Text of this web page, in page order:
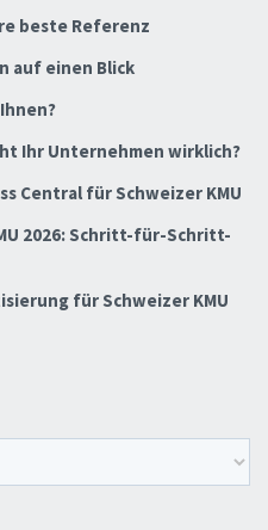
beste Referenz
auf einen Blick
Ihr Unternehmen wirklich?
Central für Schweizer KMU
2026: Schritt-für-Schritt-
für Schweizer KMU